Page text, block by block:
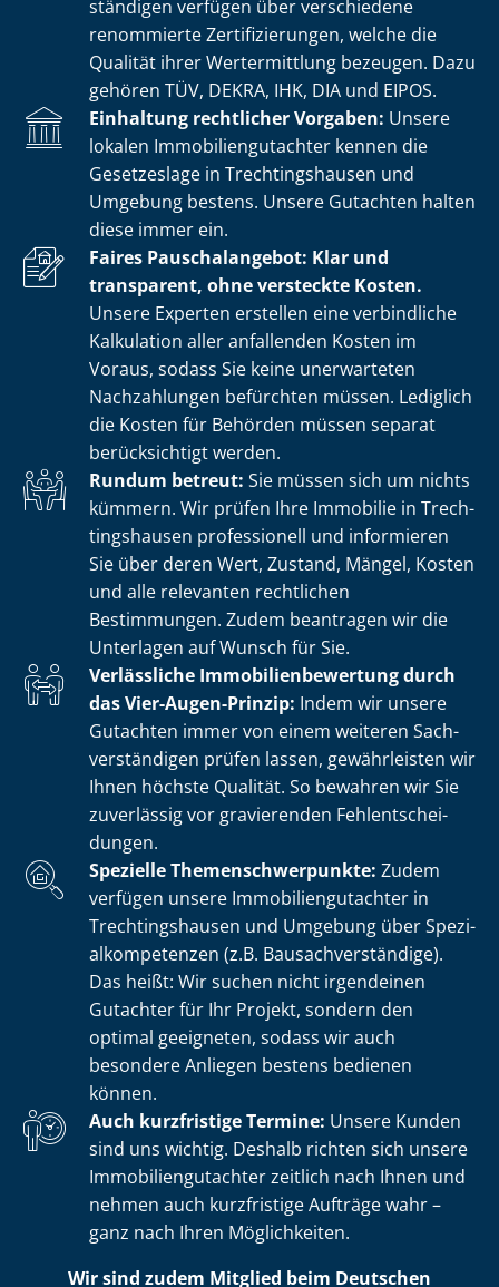
stän­di­gen verfügen über verschiedene
renommierte Zer­ti­fi­zie­run­gen, welche die
Qualität ihrer Wertermittlung bezeugen. Dazu
gehören TÜV, DEKRA, IHK, DIA und EIPOS.
Einhaltung rechtlicher Vorgaben: Unsere
lokalen Im­mo­bi­li­en­gut­ach­ter kennen die
Gesetzeslage in Trech­tin­gs­hau­sen und
Umgebung bestens. Unsere Gutachten halten
diese immer ein.
Faires Pauschalangebot: Klar und
transparent, ohne versteckte Kosten.
Unsere Experten erstellen eine verbindliche
Kalkulation aller anfallenden Kosten im
Voraus, sodass Sie keine unerwarteten
Nachzahlungen befürchten müssen. Lediglich
die Kosten für Behörden müssen separat
berücksichtigt werden.
Rundum betreut: Sie müssen sich um nichts
kümmern. Wir prüfen Ihre Immobilie in Trech­
tin­gs­hau­sen professionell und informieren
Sie über deren Wert, Zustand, Mängel, Kosten
und alle relevanten rechtlichen
Bestimmungen. Zudem beantragen wir die
Unterlagen auf Wunsch für Sie.
Verlässliche Im­mo­bi­li­en­be­wer­tung durch
das Vier-Augen-Prinzip: Indem wir unsere
Gutachten immer von einem weiteren Sach­
ver­stän­di­gen prüfen lassen, gewährleisten wir
Ihnen höchste Qualität. So bewahren wir Sie
zuverlässig vor gravierenden Fehl­ent­schei­
dun­gen.
Spezielle The­men­schwer­punk­te: Zudem
verfügen unsere Im­mo­bi­li­en­gut­ach­ter in
Trech­tin­gs­hau­sen und Umgebung über Spe­zi­
al­kom­pe­ten­zen (z.B. Bau­sach­ver­stän­di­ge).
Das heißt: Wir suchen nicht irgendeinen
Gutachter für Ihr Projekt, sondern den
optimal geeigneten, sodass wir auch
besondere Anliegen bestens bedienen
können.
Auch kurzfristige Termine: Unsere Kunden
sind uns wichtig. Deshalb richten sich unsere
Im­mo­bi­li­en­gut­ach­ter zeitlich nach Ihnen und
nehmen auch kurzfristige Aufträge wahr –
ganz nach Ihren Möglichkeiten.
Wir sind zudem Mitglied beim Deutschen